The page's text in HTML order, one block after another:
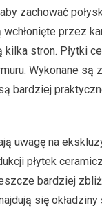
zachować
przez
stron. Płytki
Wykonane są
bardziej
uwagę na
płytek
bardziej
się